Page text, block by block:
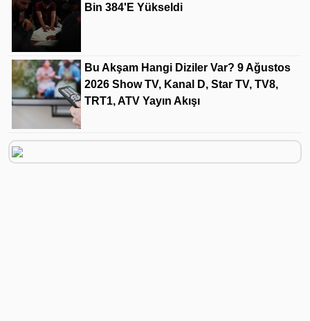
Bin 384'e Yükseldi
Bu Akşam Hangi Diziler Var? 9 Ağustos
2026 Show TV, Kanal D, Star TV, TV8,
TRT1, ATV Yayın Akışı